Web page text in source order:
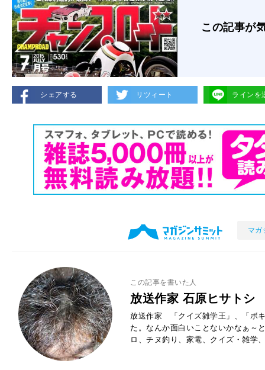
この記事が
シェアする リツィート ラインを
マガ
この記事を書いた人
放送作家 石原ヒサトシ
放送作家 「クイズ雑学王」、「ボ
た。なんか面白いことないかなぁ～
ロ、チヌ釣り、家電、クイズ・雑学